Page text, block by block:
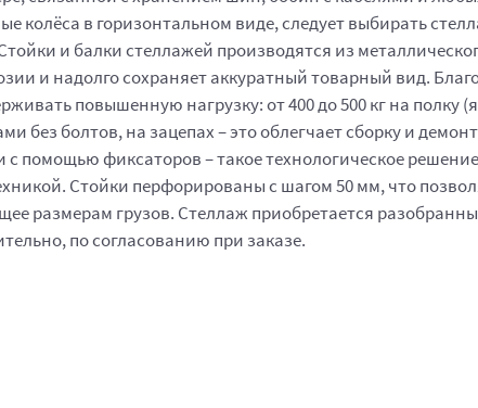
колёса в горизонтальном виде, следует выбирать
и балки стеллажей производятся из
и надолго сохраняет аккуратный товарный вид.
повышенную нагрузку: от 400 до 500 кг на полку
болтов, на зацепах – это облегчает сборку и
помощью фиксаторов – такое технологическое
Стойки перфорированы с шагом 50 мм, что
размерам грузов. Стеллаж приобретается
по согласованию при заказе.